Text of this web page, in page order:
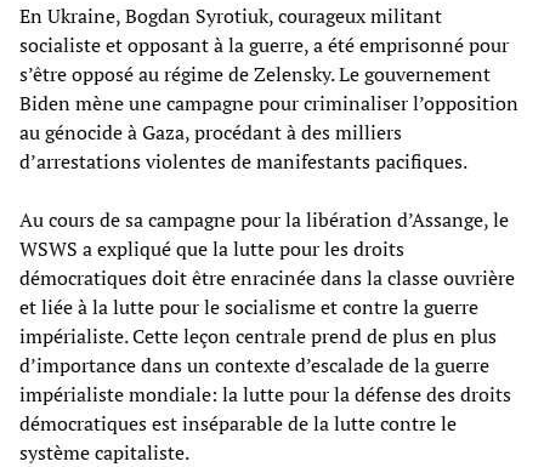
En Ukraine, Bogdan Syrotiuk, courageux militant
socialiste et opposant à la guerre, a été emprisonné pour
s’être opposé au régime de Zelensky. Le gouvernement
Biden mène une campagne pour criminaliser l’opposition
au génocide à Gaza, procédant à des milliers
d’arrestations violentes de manifestants pacifiques.
Au cours de sa campagne pour la libération d’Assange, le
WSWS a expliqué que la lutte pour les droits
démocratiques doit être enracinée dans la classe ouvrière
et liée à la lutte pour le socialisme et contre la guerre
impérialiste. Cette leçon centrale prend de plus en plus
d’importance dans un contexte d’escalade de la guerre
impérialiste mondiale: la lutte pour la défense des droits
démocratiques est inséparable de la lutte contre le
système capitaliste.